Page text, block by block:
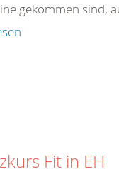
gekommen sind,
Fit in EH